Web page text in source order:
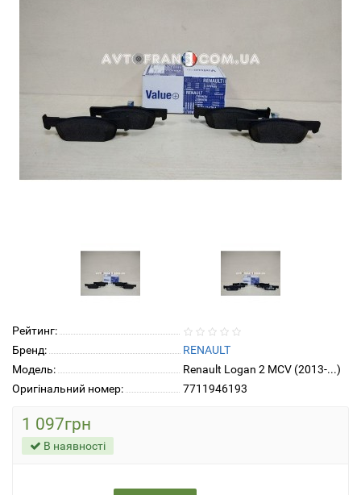
Рейтинг:
Бренд:
RENAULT
Модель:
Renault Logan 2 MCV (2013-...)
Оригінальний номер:
7711946193
1 097грн
В наявності